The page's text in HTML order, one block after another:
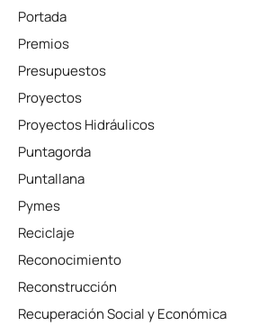
Portada
Premios
Presupuestos
Proyectos
Proyectos Hidráulicos
Puntagorda
Puntallana
Pymes
Reciclaje
Reconocimiento
Reconstrucción
Recuperación Social y Económica